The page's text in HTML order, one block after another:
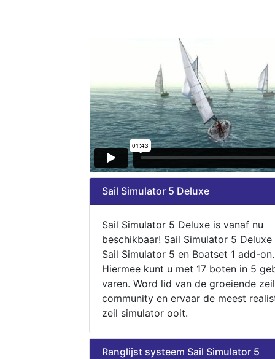
Sail Simulator 5 Deluxe
Sail Simulator 5 Deluxe is vanaf nu
beschikbaar! Sail Simulator 5
Sail Simulator 5 en Boatset 1 add-on.
Hiermee kunt u met 17 boten in 5
varen. Word lid van de groeiende zeil
community en ervaar de meest
zeil simulator ooit.
Ranglijst systeem Sail Simulator 5